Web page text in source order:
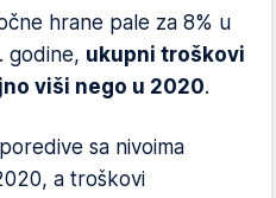
hrane pale za 8% u
godine, ukupni troškovi
viši nego u 2020.
sa nivoima
a troškovi